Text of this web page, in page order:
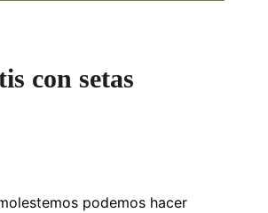
con setas
podemos hacer